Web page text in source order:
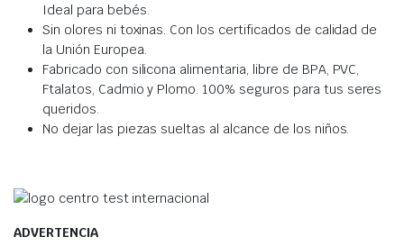
Ideal para bebés.
Sin olores ni toxinas. Con los certificados de calidad de
la Unión Europea.
Fabricado con silicona alimentaria, libre de BPA, PVC,
Ftalatos, Cadmio y Plomo. 100% seguros para tus seres
queridos.
No dejar las piezas sueltas al alcance de los niños.
ADVERTENCIA